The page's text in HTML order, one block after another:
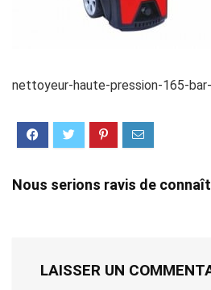
nettoyeur-haute-pression-165-
Nous serions ravis de
LAISSER UN